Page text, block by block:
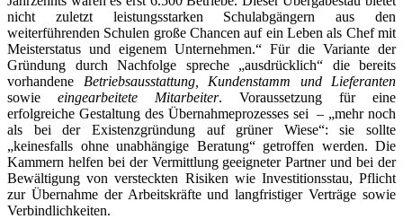
nicht zuletzt leistungsstarken Schulabgängern aus den
weiterführenden Schulen große Chancen auf ein Leben als Chef mit
Meisterstatus und eigenem Unternehmen.“ Für die Variante der
Gründung durch Nachfolge spreche „ausdrücklich“ die bereits
vorhandene Betriebsausstattung, Kundenstamm und Lieferanten
sowie eingearbeitete Mitarbeiter. Voraussetzung für eine
erfolgreiche Gestaltung des Übernahmeprozesses sei – „mehr noch
als bei der Existenzgründung auf grüner Wiese“: sie sollte
„keinesfalls ohne unabhängige Beratung“ getroffen werden. Die
Kammern helfen bei der Vermittlung geeigneter Partner und bei der
Bewältigung von versteckten Risiken wie Investitionsstau, Pflicht
zur Übernahme der Arbeitskräfte und langfristiger Verträge sowie
Verbindlichkeiten.